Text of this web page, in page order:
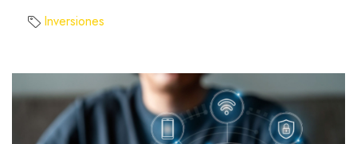
Inversiones